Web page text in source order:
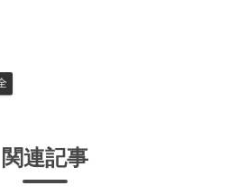
関連記事